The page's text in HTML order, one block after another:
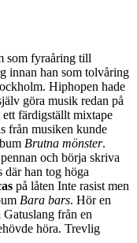
som fyraåring till
innan han som tolvåring
Hiphopen hade
göra musik redan på
färdigställt mixtape
från musiken kunde
Brutna mönster.
och börja skriva
där han tog höga
på låten Inte rasist men
Bara bars. Hör en
från en
höra. Trevlig